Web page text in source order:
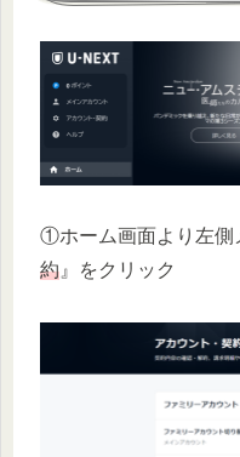
①ホーム画面より左側
約』をクリック